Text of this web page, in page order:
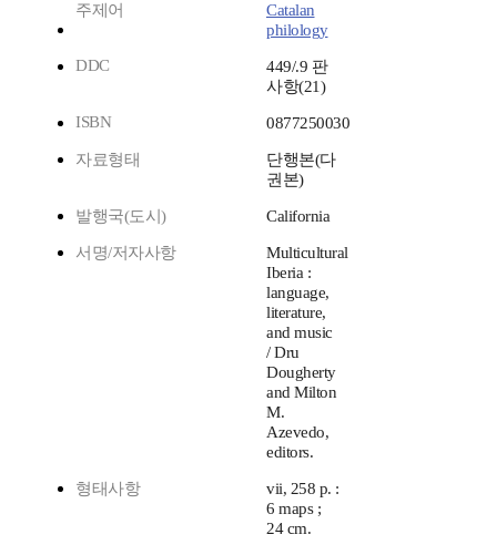
주제어
Catalan
philology
DDC
449/.9 판
사항(21)
ISBN
0877250030
자료형태
단행본(다
권본)
발행국(도시) California
서명/저자사항
Multicultural
Iberia :
language,
literature,
and music
/ Dru
Dougherty
and Milton
M.
Azevedo,
editors.
형태사항
vii, 258 p. :
6 maps ;
24 cm.